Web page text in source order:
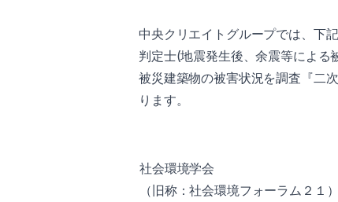
中央クリエイトグループでは、下
判定士(地震発生後、余震等による
被災建築物の被害状況を調査『二
ります。
社会環境学会
（旧称：社会環境フォーラム２１）